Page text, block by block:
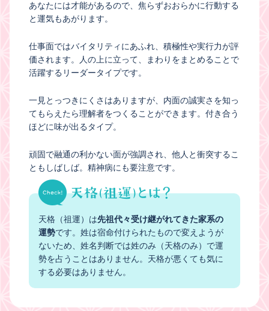
あなたには才能があるので、焦らずおおらかに行動する
と運気もあがります。
仕事面ではバイタリティにあふれ、積極性や実行力が評
価されます。人の上に立って、まわりをまとめることで
活躍するリーダータイプです。
一見とっつきにくさはありますが、内面の誠実さを知っ
てもらえたら理解者をつくることができます。付き合う
ほどに味が出るタイプ。
頑固で融通の利かない面が強調され、他人と衝突するこ
ともしばしば。精神病にも要注意です。
天格（祖運）は先祖代々受け継がれてきた家系の
運勢です。姓は宿命付けられたもので変えようが
ないため、姓名判断では姓のみ（天格のみ）で運
勢を占うことはありません。天格が悪くても気に
する必要はありません。